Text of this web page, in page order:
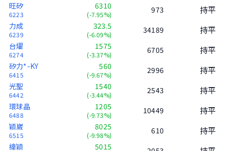
旺矽
6223
6310
(-7.95%) 973 持平
力成
6239
323.5
(-6.09%) 34189 持平
台燿
6274
1575
(-3.37%) 6705 持平
矽力*-KY
6415
560
(-9.67%) 2996 持平
光聖
6442
1540
(-3.44%) 2543 持平
環球晶
6488
1205
(-9.73%) 10449 持平
穎崴
6515
8025
(-9.98%) 610 持平
緯穎 5015